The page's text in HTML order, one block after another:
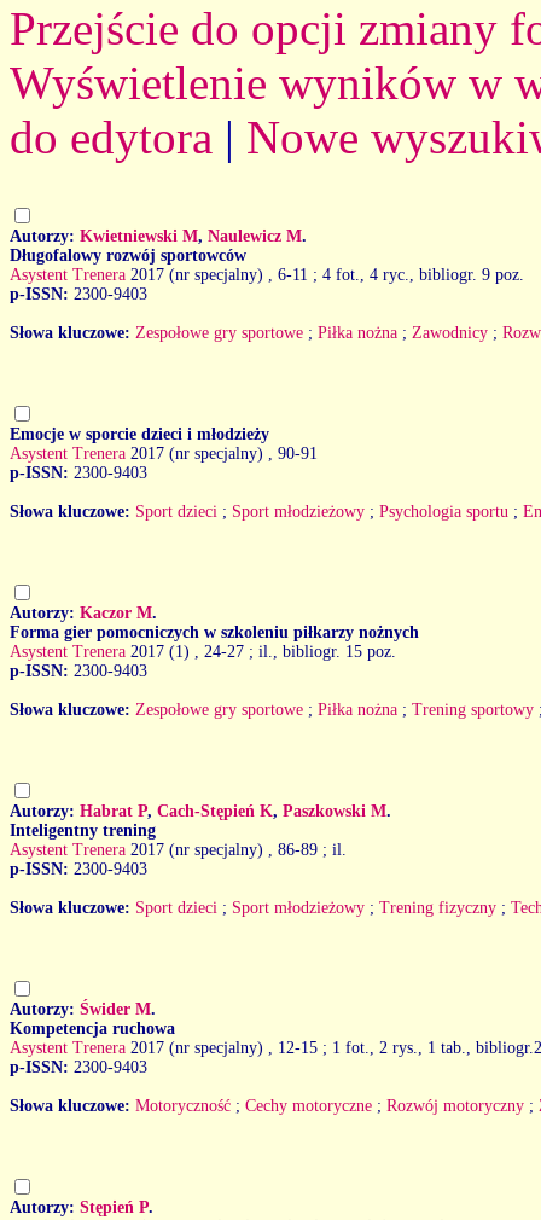
Przejście do opcji zmiany
Wyświetlenie wyników w
do edytora | Nowe
Autorzy: Kwietniewski M, Naulewicz M.
Długofalowy rozwój sportowców
Asystent Trenera 2017 (nr specjalny)
, 6-11 ; 4 fot., 4 ryc., bibliogr. 9 poz.
p-ISSN: 2300-9403
Słowa kluczowe: Zespołowe gry sportowe ; Piłka nożna ; Zawodnicy ;
Emocje w sporcie dzieci i młodzieży
Asystent Trenera 2017 (nr specjalny)
, 90-91
p-ISSN: 2300-9403
Słowa kluczowe: Sport dzieci ; Sport młodzieżowy ; Psychologia sportu ;
Autorzy: Kaczor M.
Forma gier pomocniczych w szkoleniu piłkarzy nożnych
Asystent Trenera 2017 (1)
, 24-27 ; il., bibliogr. 15 poz.
p-ISSN: 2300-9403
Słowa kluczowe: Zespołowe gry sportowe ; Piłka nożna ; Trening sportowy
Autorzy: Habrat P, Cach-Stępień K, Paszkowski M.
Inteligentny trening
Asystent Trenera 2017 (nr specjalny)
, 86-89 ; il.
p-ISSN: 2300-9403
Słowa kluczowe: Sport dzieci ; Sport młodzieżowy ; Trening fizyczny ;
Autorzy: Świder M.
Kompetencja ruchowa
Asystent Trenera 2017 (nr specjalny)
, 12-15 ; 1 fot., 2 rys., 1 tab.,
p-ISSN: 2300-9403
Słowa kluczowe: Motoryczność ; Cechy motoryczne ; Rozwój motoryczny ;
Autorzy: Stępień P.